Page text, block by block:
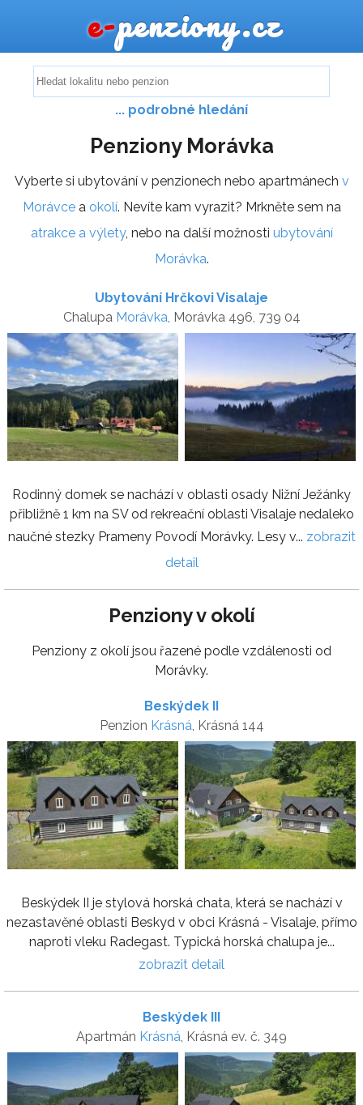
e-penziony.cz
... podrobné hledání
Penziony Morávka
Vyberte si ubytování v penzionech nebo apartmánech v
Morávcea okolí. Nevíte kam vyrazit? Mrkněte sem na
atrakce a výlety, nebo na další možnosti ubytování
Morávka.
Ubytování Hrčkovi Visalaje
Chalupa Morávka , Morávka 496, 739 04
Rodinný domek se nachází v oblasti osady Nižní Ježánky
přibližně 1 km na SV od rekreační oblasti Visalaje nedaleko
naučné stezky Prameny Povodí Morávky. Lesy v... zobrazit
detail
Penziony v okolí
Penziony z okolí jsou řazené podle vzdálenosti od
Morávky.
Beskýdek II
Penzion Krásná , Krásná 144
Beskýdek II je stylová horská chata, která se nachází v
nezastavěné oblasti Beskyd v obci Krásná - Visalaje, přímo
naproti vleku Radegast. Typická horská chalupa je...
zobrazit detail
Beskýdek III
Apartmán Krásná, Krásná ev. č. 349